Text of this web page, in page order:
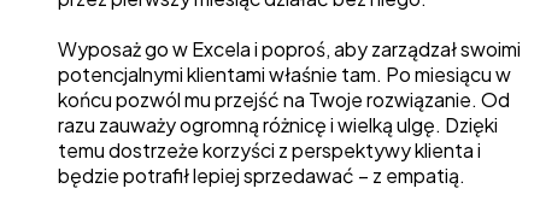
Wyposaż go w Excela i poproś, aby zarządzał swoimi
potencjalnymi klientami właśnie tam. Po miesiącu w
końcu pozwól mu przejść na Twoje rozwiązanie. Od
razu zauważy ogromną różnicę i wielką ulgę. Dzięki
temu dostrzeże korzyści z perspektywy klienta i
będzie potrafił lepiej sprzedawać – z empatią.